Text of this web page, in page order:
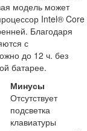
модель может
Intel® Core
Благодаря
с
до 12 ч. без
батарее.
Минусы
Отсутствует
подсветка
клавиатуры